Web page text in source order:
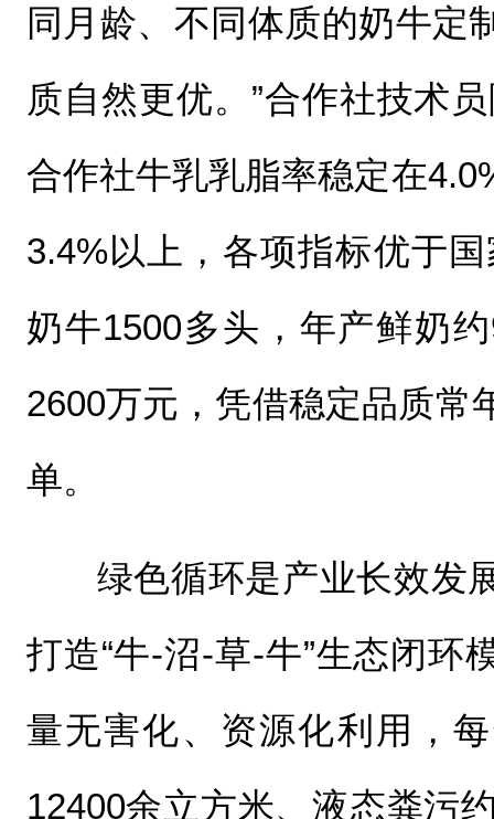
同月龄、不同体质的奶牛定
质自然更优。”合作社技术
合作社牛乳乳脂率稳定在
3.4%以上，各项指标优于
奶牛1500多头，年产鲜奶
2600万元，凭借稳定品质常
单。
绿色循环是产业长效发
打造“牛-沼-草-牛”生态闭环
量无害化、资源化利用，
12400余立方米、液态粪污